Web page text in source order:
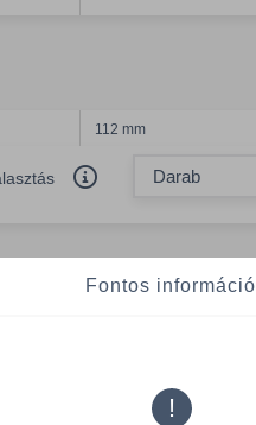
112 mm
Fontos információ
!